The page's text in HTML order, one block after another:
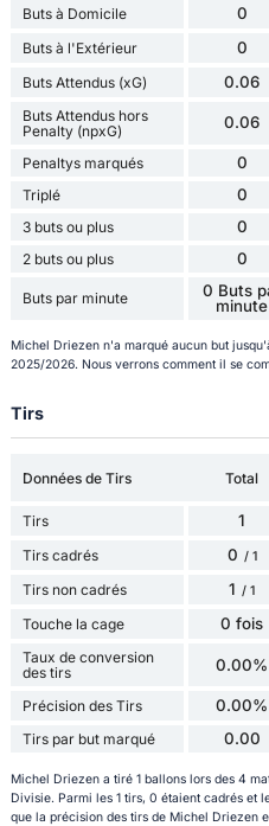
Buts à Domicile 0
Buts à l'Extérieur 0
Buts Attendus (xG) 0.06
Buts Attendus hors
Penalty (npxG)
0.06
Penaltys marqués 0
Triplé 0
3 buts ou plus 0
2 buts ou plus 0
Buts par minute
0 Buts
minute
Michel Driezen n'a marqué aucun but
2025/2026. Nous verrons comment il se
Tirs
Données de Tirs Total
Tirs 1
Tirs cadrés 0 / 1
Tirs non cadrés 1 / 1
Touche la cage 0 fois
Taux de conversion
des tirs
0.00%
Précision des Tirs 0.00%
Tirs par but marqué 0.00
Michel Driezen a tiré 1 ballons lors des 4
Divisie. Parmi les 1 tirs, 0 étaient cadrés et
que la précision des tirs de Michel Driezen